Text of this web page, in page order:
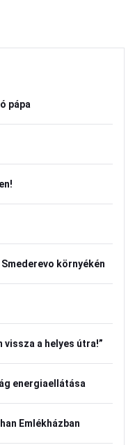
pápa
környékén
vissza a helyes útra!”
energiaellátása
Emlékházban